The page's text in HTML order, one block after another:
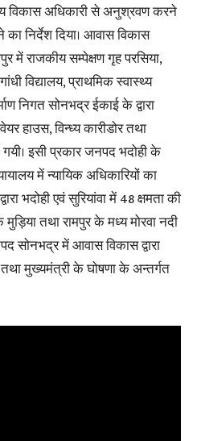
विकास अधिकारी से अनुश्रवण करने
का निर्देश दिया। आवास विकास
में राजकीय सम्पेक्षण गृह परसिया,
विद्यालय, प्राथमिक स्वास्थ्य
निगत सोनभद्र ईकाई के द्वारा
हाउस, विन्ध्य कारीडोर तथा
इसी प्रकार जनपद भदोही के
में न्यायिक अधिकारियों का
भदोही एवं सुरियांवा में 48 क्षमता की
तथा रामपुर के मध्य मोरवा नदी
में आवास विकास द्वारा
तथा मुख्यमंत्री के घोषणा के अन्तर्गत